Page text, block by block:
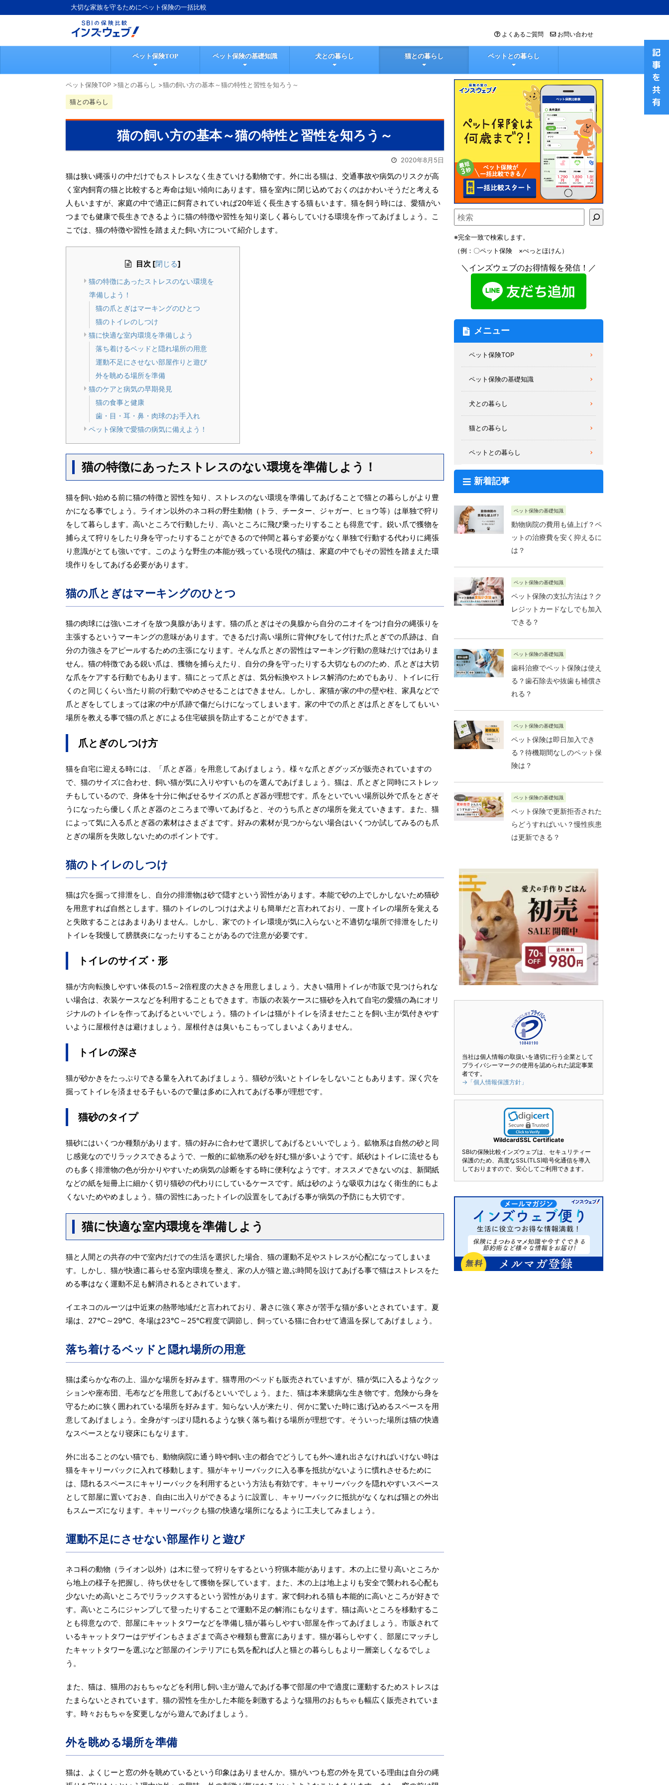
大切な家族を守るためにペット保険の一括比較
よくあるご質問 お問い合わせ
ペット保険TOP ペット保険の基礎知識 犬との暮らし 猫との暮らし ペットとの暮らし
ペット保険TOP >猫との暮らし >猫の飼い方の基本～猫の特性と習性を知ろう～
猫との暮らし
猫の飼い方の基本～猫の特性と習性を知ろう～
2020年8月5日
猫は狭い縄張りの中だけでもストレスなく生きていける動物です。外に出る猫は、交通事故や病気のリスクが高
く室内飼育の猫と比較すると寿命は短い傾向にあります。猫を室内に閉じ込めておくのはかわいそうだと考える
人もいますが、家庭の中で適正に飼育されていれば20年近く長生きする猫もいます。猫を飼う時には、愛猫がい
つまでも健康で長生きできるように猫の特徴や習性を知り楽しく暮らしていける環境を作ってあげましょう。こ
こでは、猫の特徴や習性を踏まえた飼い方について紹介します。
目次 [閉じる]
猫の特徴にあったストレスのない環境を
準備しよう！
猫の爪とぎはマーキングのひとつ
猫のトイレのしつけ
猫に快適な室内環境を準備しよう
落ち着けるベッドと隠れ場所の用意
運動不足にさせない部屋作りと遊び
外を眺める場所を準備
猫のケアと病気の早期発見
猫の食事と健康
歯・目・耳・鼻・肉球のお手入れ
ペット保険で愛猫の病気に備えよう！
猫の特徴にあったストレスのない環境を準備しよう！
猫を飼い始める前に猫の特徴と習性を知り、ストレスのない環境を準備してあげることで猫との暮らしがより豊
かになる事でしょう。ライオン以外のネコ科の野生動物（トラ、チーター、ジャガー、ヒョウ等）は単独で狩り
をして暮らします。高いところで行動したり、高いところに飛び乗ったりすることも得意です。鋭い爪で獲物を
捕らえて狩りをしたり身を守ったりすることができるので仲間と暮らす必要がなく単独で行動する代わりに縄張
り意識がとても強いです。このような野生の本能が残っている現代の猫は、家庭の中でもその習性を踏まえた環
境作りをしてあげる必要があります。
猫の爪とぎはマーキングのひとつ
猫の肉球には強いニオイを放つ臭腺があります。猫の爪とぎはその臭腺から自分のニオイをつけ自分の縄張りを
主張するというマーキングの意味があります。できるだけ高い場所に背伸びをして付けた爪とぎでの爪跡は、自
分の力強さをアピールするための主張になります。そんな爪とぎの習性はマーキング行動の意味だけではありま
せん。猫の特徴である鋭い爪は、獲物を捕らえたり、自分の身を守ったりする大切なもののため、爪とぎは大切
な爪をケアする行動でもあります。猫にとって爪とぎは、気分転換やストレス解消のためでもあり、トイレに行
くのと同じくらい当たり前の行動でやめさせることはできません。しかし、家猫が家の中の壁や柱、家具などで
爪とぎをしてしまっては家の中が爪跡で傷だらけになってしまいます。家の中での爪とぎは爪とぎをしてもいい
場所を教える事で猫の爪とぎによる住宅破損を防止することができます。
爪とぎのしつけ方
猫を自宅に迎える時には、「爪とぎ器」を用意してあげましょう。様々な爪とぎグッズが販売されていますの
で、猫のサイズに合わせ、飼い猫が気に入りやすいものを選んであげましょう。猫は、爪とぎと同時にストレッ
チもしているので、身体を十分に伸ばせるサイズの爪とぎ器が理想です。爪をといでいい場所以外で爪をとぎそ
うになったら優しく爪とぎ器のところまで導いてあげると、そのうち爪とぎの場所を覚えていきます。また、猫
によって気に入る爪とぎ器の素材はさまざまです。好みの素材が見つからない場合はいくつか試してみるのも爪
とぎの場所を失敗しないためのポイントです。
猫のトイレのしつけ
猫は穴を掘って排泄をし、自分の排泄物は砂で隠すという習性があります。本能で砂の上でしかしないため猫砂
を用意すれば自然とします。猫のトイレのしつけは犬よりも簡単だと言われており、一度トイレの場所を覚える
と失敗することはあまりありません。しかし、家でのトイレ環境が気に入らないと不適切な場所で排泄をしたり
トイレを我慢して膀胱炎になったりすることがあるので注意が必要です。
トイレのサイズ・形
猫が方向転換しやすい体長の1.5～2倍程度の大きさを用意しましょう。大きい猫用トイレが市販で見つけられな
い場合は、衣装ケースなどを利用することもできます。市販の衣装ケースに猫砂を入れて自宅の愛猫の為にオリ
ジナルのトイレを作ってあげるといいでしょう。猫のトイレは猫がトイレを済ませたことを飼い主が気付きやす
いように屋根付きは避けましょう。屋根付きは臭いもこもってしまいよくありません。
トイレの深さ
猫が砂かきをたっぷりできる量を入れてあげましょう。猫砂が浅いとトイレをしないこともあります。深く穴を
掘ってトイレを済ませる子もいるので量は多めに入れてあげる事が理想です。
猫砂のタイプ
猫砂にはいくつか種類があります。猫の好みに合わせて選択してあげるといいでしょう。鉱物系は自然の砂と同
じ感覚なのでリラックスできるようで、一般的に鉱物系の砂を好む猫が多いようです。紙砂はトイレに流せるも
のも多く排泄物の色が分かりやすいため病気の診断をする時に便利なようです。オススメできないのは、新聞紙
などの紙を短冊上に細かく切り猫砂の代わりにしているケースです。紙は砂のような吸収力はなく衛生的にもよ
くないためやめましょう。猫の習性にあったトイレの設置をしてあげる事が病気の予防にも大切です。
猫に快適な室内環境を準備しよう
猫と人間との共存の中で室内だけでの生活を選択した場合、猫の運動不足やストレスが心配になってしまいま
す。しかし、猫が快適に暮らせる室内環境を整え、家の人が猫と遊ぶ時間を設けてあげる事で猫はストレスをた
める事はなく運動不足も解消されるとされています。
イエネコのルーツは中近東の熱帯地域だと言われており、暑さに強く寒さが苦手な猫が多いとされています。夏
場は、27℃～29℃、冬場は23℃～25℃程度で調節し、飼っている猫に合わせて適温を探してあげましょう。
落ち着けるベッドと隠れ場所の用意
猫は柔らかな布の上、温かな場所を好みます。猫専用のベッドも販売されていますが、猫が気に入るようなクッ
ションや座布団、毛布などを用意してあげるといいでしょう。また、猫は本来臆病な生き物です。危険から身を
守るために狭く囲われている場所を好みます。知らない人が来たり、何かに驚いた時に逃げ込めるスペースを用
意してあげましょう。全身がすっぽり隠れるような狭く落ち着ける場所が理想です。そういった場所は猫の快適
なスペースとなり寝床にもなります。
外に出ることのない猫でも、動物病院に通う時や飼い主の都合でどうしても外へ連れ出さなければいけない時は
猫をキャリーバックに入れて移動します。猫がキャリーバックに入る事を抵抗がないように慣れさせるために
は、隠れるスペースにキャリーバックを利用するという方法も有効です。キャリーバックを隠れやすいスペース
として部屋に置いておき、自由に出入りができるように設置し、キャリーバックに抵抗がなくなれば猫との外出
もスムーズになります。キャリーバックも猫の快適な場所になるように工夫してみましょう。
運動不足にさせない部屋作りと遊び
ネコ科の動物（ライオン以外）は木に登って狩りをするという狩猟本能があります。木の上に登り高いところか
ら地上の様子を把握し、待ち伏せをして獲物を探しています。また、木の上は地上よりも安全で襲われる心配も
少ないため高いところでリラックスするという習性があります。家で飼われる猫も本能的に高いところが好きで
す。高いところにジャンプして登ったりすることで運動不足の解消にもなります。猫は高いところを移動するこ
とも得意なので、部屋にキャットタワーなどを準備し猫が暮らしやすい部屋を作ってあげましょう。市販されて
いるキャットタワーはデザインもさまざまで高さや種類も豊富にあります。猫が暮らしやすく、部屋にマッチし
たキャットタワーを選ぶなど部屋のインテリアにも気を配れば人と猫との暮らしもより一層楽しくなるでしょ
う。
また、猫は、猫用のおもちゃなどを利用し飼い主が遊んであげる事で部屋の中で適度に運動するためストレスは
たまらないとされています。猫の習性を生かした本能を刺激するような猫用のおもちゃも幅広く販売されていま
す。時々おもちゃを変更しながら遊んであげましょう。
外を眺める場所を準備
猫は、よくじーと窓の外を眺めているという印象はありませんか。猫がいつも窓の外を見ている理由は自分の縄
※完全一致で検索します。
（例：〇ペット保険 ×ぺっとほけん）
＼インズウェブのお得情報を発信！／
メニュー
ペット保険TOP
ペット保険の基礎知識
犬との暮らし
猫との暮らし
ペットとの暮らし
新着記事
ペット保険の基礎知識
動物病院の費用も値上げ？ペ
ットの治療費を安く抑えるに
は？
ペット保険の基礎知識
ペット保険の支払方法は？ク
レジットカードなしでも加入
できる？
ペット保険の基礎知識
歯科治療でペット保険は使え
る？歯石除去や抜歯も補償さ
れる？
ペット保険の基礎知識
ペット保険は即日加入でき
る？待機期間なしのペット保
険は？
ペット保険の基礎知識
ペット保険で更新拒否された
らどうすればいい？慢性疾患
は更新できる？
当社は個人情報の取扱いを適切に行う企業として
プライバシーマークの使用を認められた認定事業
者です。
→「個人情報保護方針」
WildcardSSL Certificate
SBIの保険比較インズウェブは、セキュリティー
保護のため、高度なSSL(TLS)暗号化通信を導入
しておりますので、安心してご利用できます。